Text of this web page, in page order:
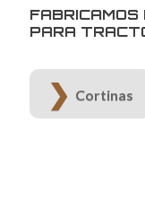
PARA
Cortinas